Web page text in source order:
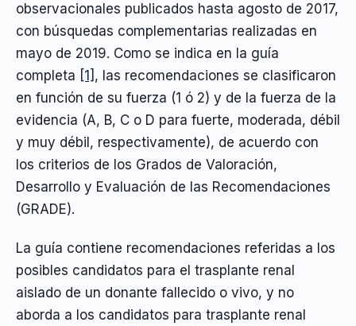
observacionales publicados hasta agosto de 2017,
con búsquedas complementarias realizadas en
mayo de 2019. Como se indica en la guía
completa [1] , las recomendaciones se clasificaron
en función de su fuerza (1 ó 2) y de la fuerza de la
evidencia (A, B, C o D para fuerte, moderada, débil
y muy débil, respectivamente), de acuerdo con
los criterios de los Grados de Valoración,
Desarrollo y Evaluación de las Recomendaciones
(GRADE).
La guía contiene recomendaciones referidas a los
posibles candidatos para el trasplante renal
aislado de un donante fallecido o vivo, y no
aborda a los candidatos para trasplante renal